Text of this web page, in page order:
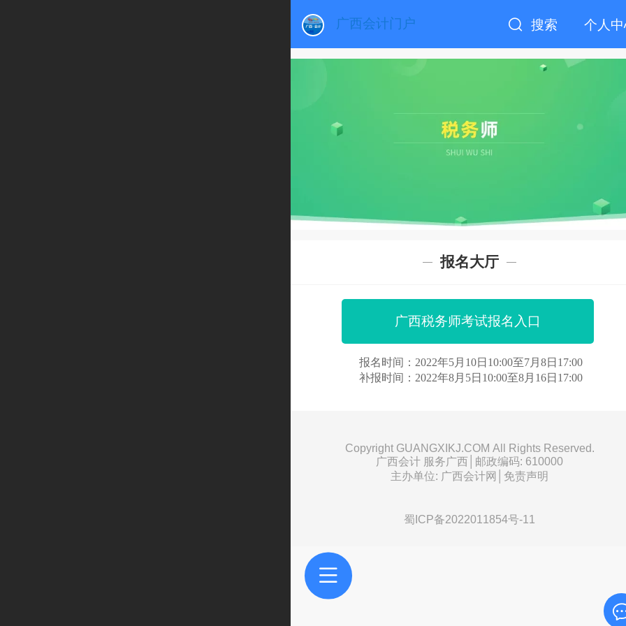
广西会计门户 搜索 个人
报名大厅
广西税务师考试报名入口
报名时间：2022年5月10日10:00至7月8日17:00
补报时间：2022年8月5日10:00至8月16日17:00
Copyright GUANGXIKJ.COM All Rights Reserved.
广西会计 服务广西│邮政编码: 610000
主办单位: 广西会计网│免责声明
蜀ICP备2022011854号-11